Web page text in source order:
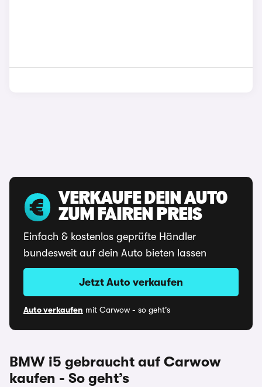
VERKAUFE DEIN AUTO
ZUM FAIREN PREIS
Einfach & kostenlos geprüfte Händler
bundesweit auf dein Auto bieten lassen
Jetzt Auto verkaufen
Auto verkaufen mit Carwow - so geht's
BMW i5 gebraucht auf Carwow
kaufen - So geht’s